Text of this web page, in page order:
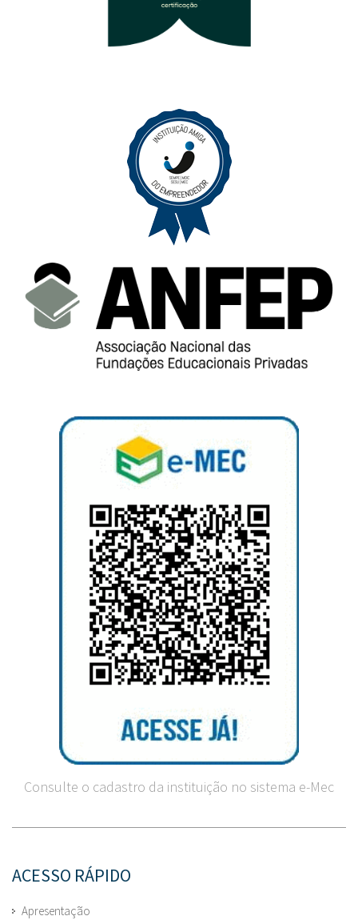
Consulte o cadastro da instituição no sistema e-Mec
ACESSO RÁPIDO
Apresentação